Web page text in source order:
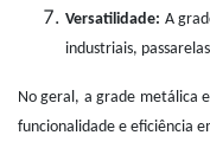
Versatilidade: A
industriais,
No geral, a grade metálica
funcionalidade e eficiência